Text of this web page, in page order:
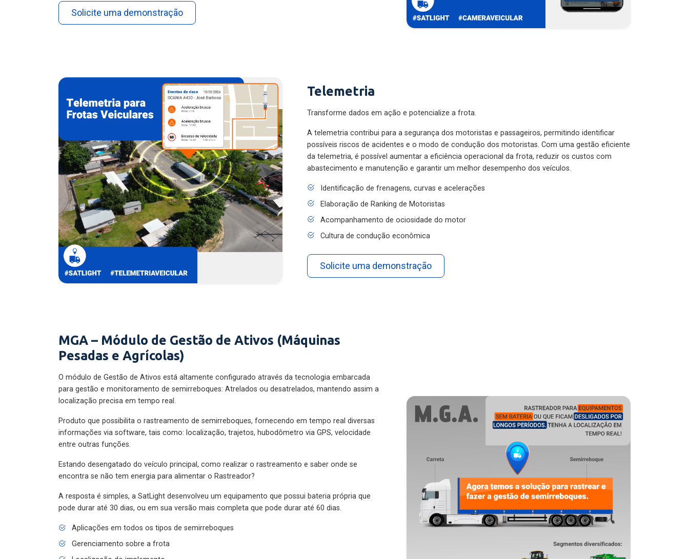
Solicite uma demonstração
Telemetria
Transforme dados em ação e potencialize a frota.
A telemetria contribui para a segurança dos motoristas e passageiros, permitindo identificar
possíveis riscos de acidentes e o modo de condução dos motoristas. Com uma gestão eficiente
da telemetria, é possível aumentar a eficiência operacional da frota, reduzir os custos com
abastecimento e manutenção e garantir um melhor desempenho dos veículos.
Identificação de frenagens, curvas e acelerações
Elaboração de Ranking de Motoristas
Acompanhamento de ociosidade do motor
Cultura de condução econômica
Solicite uma demonstração
MGA – Módulo de Gestão de Ativos (Máquinas
Pesadas e Agrícolas)
O módulo de Gestão de Ativos está altamente configurado através da tecnologia embarcada
para gestão e monitoramento de semirreboques: Atrelados ou desatrelados, mantendo assim a
localização precisa em tempo real.
Produto que possibilita o rastreamento de semirreboques, fornecendo em tempo real diversas
informações via software, tais como: localização, trajetos, hubodômetro via GPS, velocidade
entre outras funções.
Estando desengatado do veículo principal, como realizar o rastreamento e saber onde se
encontra se não tem energia para alimentar o Rastreador?
A resposta é simples, a SatLight desenvolveu um equipamento que possui bateria própria que
pode durar até 30 dias, ou em sua versão mais completa que pode durar até 60 dias.
Aplicações em todos os tipos de semirreboques
Gerenciamento sobre a frota
Localização do implemento